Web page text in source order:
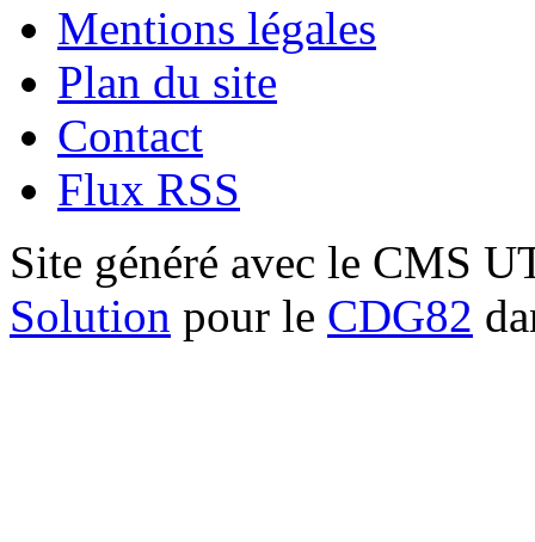
Mentions légales
Plan du site
Contact
Flux RSS
Site généré avec le CMS
Solution pour le CDG82